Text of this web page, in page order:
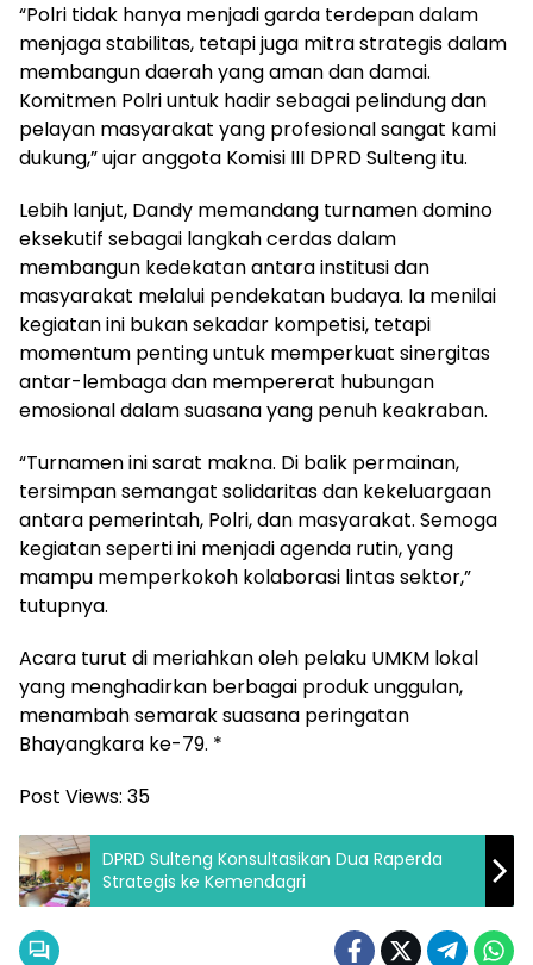
“Polri tidak hanya menjadi garda terdepan dalam
menjaga stabilitas, tetapi juga mitra strategis dalam
membangun daerah yang aman dan damai.
Komitmen Polri untuk hadir sebagai pelindung dan
pelayan masyarakat yang profesional sangat kami
dukung,” ujar anggota Komisi III DPRD Sulteng itu.
Lebih lanjut, Dandy memandang turnamen domino
eksekutif sebagai langkah cerdas dalam
membangun kedekatan antara institusi dan
masyarakat melalui pendekatan budaya. Ia menilai
kegiatan ini bukan sekadar kompetisi, tetapi
momentum penting untuk memperkuat sinergitas
antar-lembaga dan mempererat hubungan
emosional dalam suasana yang penuh keakraban.
“Turnamen ini sarat makna. Di balik permainan,
tersimpan semangat solidaritas dan kekeluargaan
antara pemerintah, Polri, dan masyarakat. Semoga
kegiatan seperti ini menjadi agenda rutin, yang
mampu memperkokoh kolaborasi lintas sektor,”
tutupnya.
Acara turut di meriahkan oleh pelaku UMKM lokal
yang menghadirkan berbagai produk unggulan,
menambah semarak suasana peringatan
Bhayangkara ke-79. *
Post Views: 35
DPRD Sulteng Konsultasikan Dua Raperda
Strategis ke Kemendagri